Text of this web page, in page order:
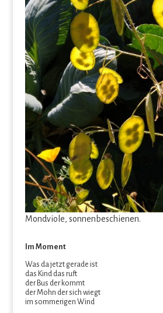
Mondviole, sonnenbeschienen.
Im Moment
Was da jetzt gerade ist
das Kind das ruft
der Bus der kommt
der Mohn der sich wiegt
im sommerigen Wind